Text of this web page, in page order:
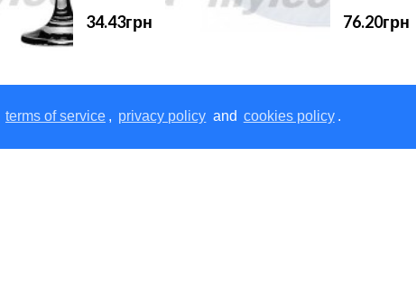
terms of service , privacy policy and cookies policy .
34.43грн 76.20грн